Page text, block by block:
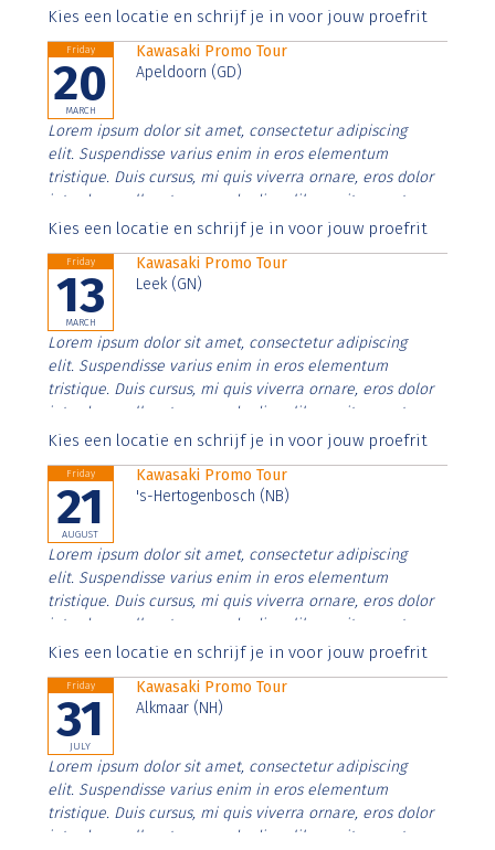
Aenean faucibus nibh et justo cursus id rutrum lorem
Kies een locatie en schrijf je in voor jouw proefrit
Friday
20
MARCH
Kawasaki Promo Tour
Apeldoorn (GD)
Lorem ipsum dolor sit amet, consectetur adipiscing
elit. Suspendisse varius enim in eros elementum
tristique. Duis cursus, mi quis viverra ornare, eros dolor
interdum nulla, ut commodo diam libero vitae erat.
Aenean faucibus nibh et justo cursus id rutrum lorem
Kies een locatie en schrijf je in voor jouw proefrit
Friday
13
MARCH
Kawasaki Promo Tour
Leek (GN)
Lorem ipsum dolor sit amet, consectetur adipiscing
elit. Suspendisse varius enim in eros elementum
tristique. Duis cursus, mi quis viverra ornare, eros dolor
interdum nulla, ut commodo diam libero vitae erat.
Aenean faucibus nibh et justo cursus id rutrum lorem
Kies een locatie en schrijf je in voor jouw proefrit
Friday
21
AUGUST
Kawasaki Promo Tour
's-Hertogenbosch (NB)
Lorem ipsum dolor sit amet, consectetur adipiscing
elit. Suspendisse varius enim in eros elementum
tristique. Duis cursus, mi quis viverra ornare, eros dolor
interdum nulla, ut commodo diam libero vitae erat.
Aenean faucibus nibh et justo cursus id rutrum lorem
Kies een locatie en schrijf je in voor jouw proefrit
Friday
31
JULY
Kawasaki Promo Tour
Alkmaar (NH)
Lorem ipsum dolor sit amet, consectetur adipiscing
elit. Suspendisse varius enim in eros elementum
tristique. Duis cursus, mi quis viverra ornare, eros dolor
interdum nulla, ut commodo diam libero vitae erat.